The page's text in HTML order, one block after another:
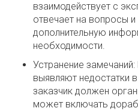
взаимодействует с
отвечает на вопросы
дополнительную
необходимости.
Устранение
выявляют недостатки
заказчик должен
может включать